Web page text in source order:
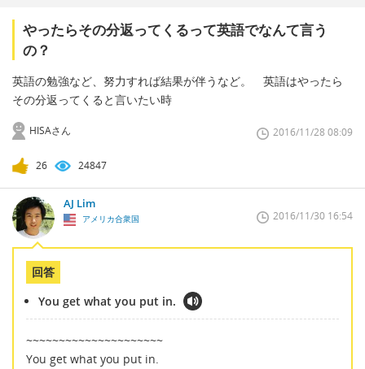
やったらその分返ってくるって英語でなんて言う
の？
英語の勉強など、努力すれば結果が伴うなど。 英語はやったら
その分返ってくると言いたい時
HISAさん 2016/11/28 08:09
26 24847
AJ Lim
アメリカ合衆国 2016/11/30 16:54
回答
You get what you put in.
~~~~~~~~~~~~~~~~~~~~~
You get what you put in.